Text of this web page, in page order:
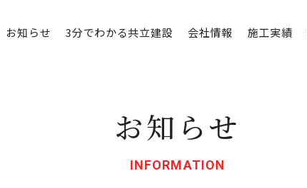
お知らせ 3分でわかる共立建設 会社情報 施工実績
お知らせ
INFORMATION